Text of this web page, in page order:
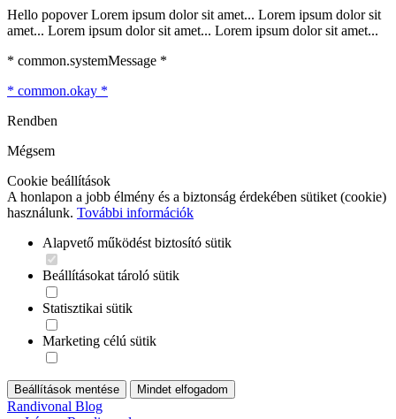
Hello popover Lorem ipsum dolor sit amet... Lorem ipsum dolor sit
amet... Lorem ipsum dolor sit amet... Lorem ipsum dolor sit amet...
* common.systemMessage *
* common.okay *
Rendben
Mégsem
Cookie beállítások
A honlapon a jobb élmény és a biztonság érdekében sütiket (cookie)
használunk. További információk
Alapvető működést biztosító sütik
Beállításokat tároló sütik
Statisztikai sütik
Marketing célú sütik
Beállítások mentése Mindet elfogadom
Randivonal Blog